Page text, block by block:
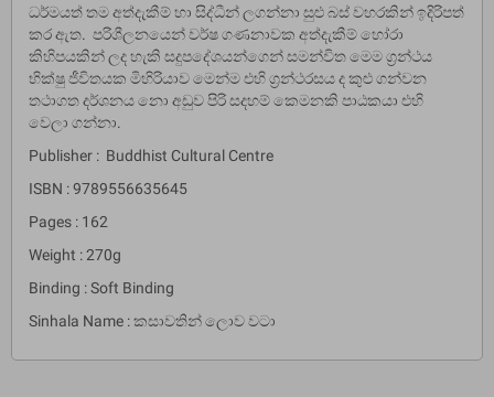
ධර්මයත් තම අත්දැකීම් හා සිද්ධීන් ලගන්නා සුළු බස් වහරකින් ඉදිරිපත්
කර ඇත. පරිශීලනයෙන් වර්ෂ ගණනාවක අත්දැකීම් හෝරා
කිහිපයකින් ලද හැකි සදුපදේශයන්ගෙන් සමන්විත මෙම ග‍්‍රන්ථය
භික්ෂු ජීවිතයක මිහිරියාව මෙන්ම එහි ග‍්‍රන්ථරසය ද කුළු ගන්වන
තථාගත දර්ශනය නො අඩුව පිරි සදහම් කෙමනකි පාඨකයා එහි
වෙලා ගන්නා.
Publisher : Buddhist Cultural Centre
ISBN : 9789556635645
Pages : 162
Weight : 270g
Binding : Soft Binding
Sinhala Name : කසාවතින් ලොව වටා